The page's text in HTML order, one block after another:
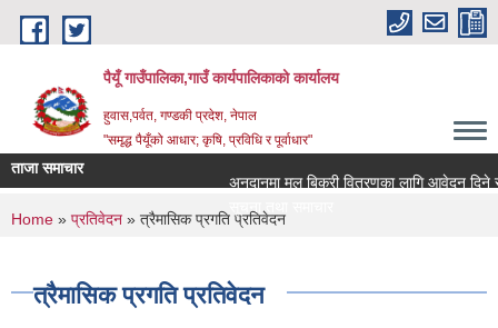
Skip to main content
पैयूँ गाउँपालिका,गाउँ कार्यपालिकाको कार्यालय
हुवास,पर्वत, गण्डकी प्रदेश, नेपाल
"समृद्ध पैयूँको आधार; कृषि, प्रविधि र पूर्वाधार"
ताजा समाचार
अनुदानमा मल बिक्री वितरणका लागि आवेदन दिने
सूचना तथा समाचार
You are here
Home » प्रतिवेदन » त्रैमासिक प्रगति प्रतिवेदन
त्रैमासिक प्रगति प्रतिवेदन